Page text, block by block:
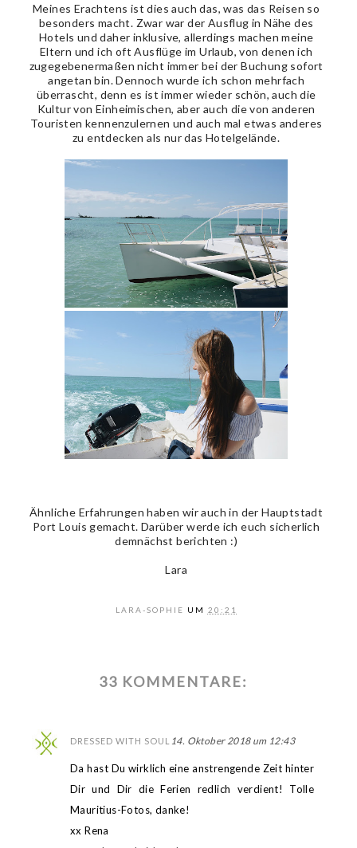
Meines Erachtens ist dies auch das, was das Reisen so
besonders macht. Zwar war der Ausflug in Nähe des
Hotels und daher inklusive, allerdings machen meine
Eltern und ich oft Ausflüge im Urlaub, von denen ich
zugegebenermaßen nicht immer bei der Buchung sofort
angetan bin. Dennoch wurde ich schon mehrfach
überrascht, denn es ist immer wieder schön, auch die
Kultur von Einheimischen, aber auch die von anderen
Touristen kennenzulernen und auch mal etwas anderes
zu entdecken als nur das Hotelgelände.
Ähnliche Erfahrungen haben wir auch in der Hauptstadt
Port Louis gemacht. Darüber werde ich euch sicherlich
demnächst berichten :)
Lara
LARA-SOPHIE UM 20:21
33 KOMMENTARE:
DRESSED WITH SOUL 14. Oktober 2018 um 12:43
Da hast Du wirklich eine anstrengende Zeit hinter
Dir und Dir die Ferien redlich verdient! Tolle
Mauritius-Fotos, danke!
xx Rena